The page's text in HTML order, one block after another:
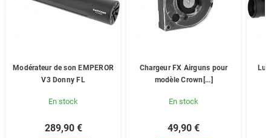
Modérateur de son EMPEROR
V3 Donny FL
En stock
289,90 €
Chargeur FX Airguns pour
modèle Crown[...]
En stock
49,90 €